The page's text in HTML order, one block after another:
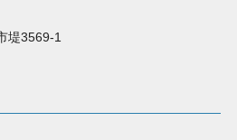
堤3569-1